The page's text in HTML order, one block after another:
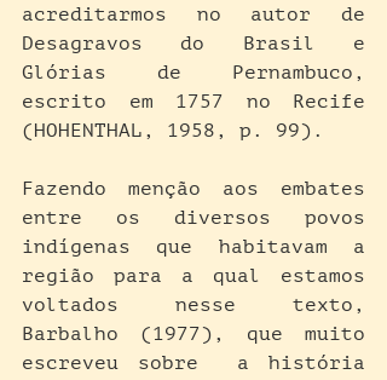
acreditarmos no autor de
Desagravos do Brasil e
Glórias de Pernambuco,
escrito em 1757 no Recife
(HOHENTHAL, 1958, p. 99).
Fazendo menção aos embates
entre os diversos povos
indígenas que habitavam a
região para a qual estamos
voltados nesse texto,
Barbalho (1977), que muito
escreveu sobre  a história